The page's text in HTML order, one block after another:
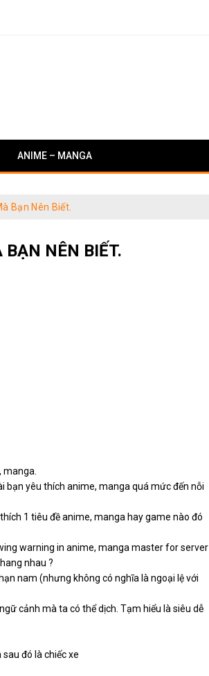
ANIME – MANGA
Bạn Nên Biết.
NÊN BIẾT.
bạn yêu thích anime, manga quá mức đến nỗi
1 tiêu đề anime, manga hay game nào đó
warning in anime, manga master for server
nhau ?
nam (nhưng không có nghĩa là ngoại lệ với
cảnh mà ta có thể dịch. Tạm hiểu là siêu dễ
đó là chiếc xe